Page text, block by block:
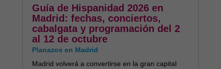
Guía de Hispanidad 2026 en
Madrid: fechas, conciertos,
cabalgata y programación del 2
al 12 de octubre
Planazos en Madrid
Madrid volverá a convertirse en la gran capital